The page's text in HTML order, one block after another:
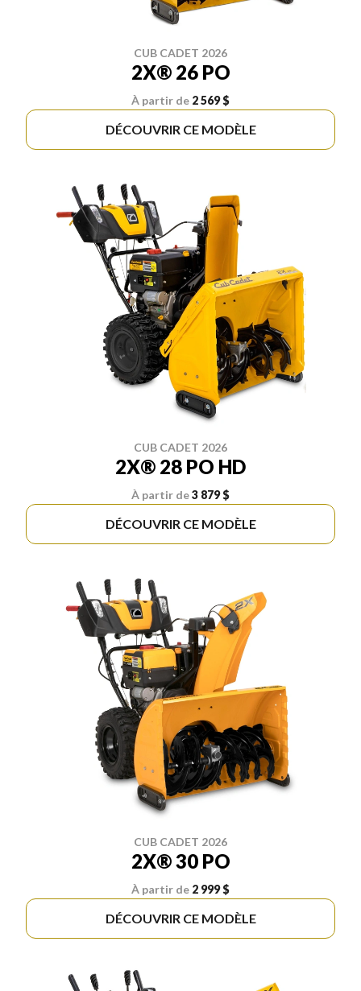
CUB CADET 2026
2X® 26 PO
À partir de 2 569 $
DÉCOUVRIR CE MODÈLE
CUB CADET 2026
2X® 28 PO HD
À partir de3 879 $
DÉCOUVRIR CE MODÈLE
CUB CADET 2026
2X® 30 PO
À partir de 2 999 $
DÉCOUVRIR CE MODÈLE